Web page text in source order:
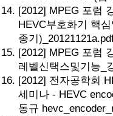
[2012] MPEG 포럼
HEVC부호화기 핵
종기
[2012] MPEG 포럼
레벨신택스및기능_
[2012] 전자공학회
세미나 - HEVC
동규